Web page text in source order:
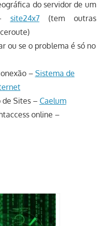
do servidor de um
site24x7(tem outras
ou se o problema é só no
– Sistema de
de Sites – Caelum
online –